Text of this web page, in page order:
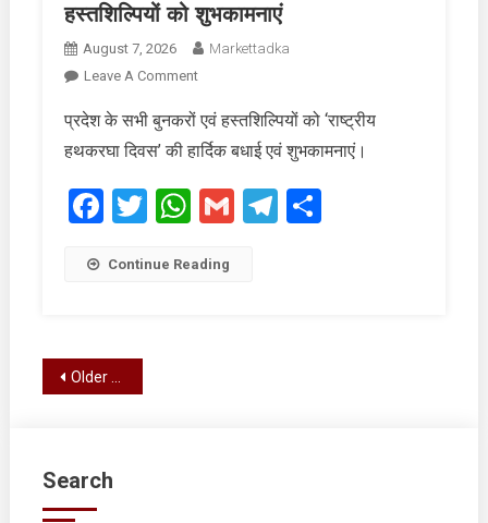
हस्तशिल्पियों को शुभकामनाएं
August 7, 2026
Markettadka
Leave A CommentOn
हथकरघा
दिवस
बुनकरों
और
को
प्रदेश के सभी बुनकरों एवं हस्तशिल्पियों को ‘राष्ट्रीय
हथकरघा दिवस’ की हार्दिक बधाई एवं शुभकामनाएं।
Facebook
Twitter
WhatsApp
GmailTelegram
Share
Continue Reading
Posts
Older posts
Search